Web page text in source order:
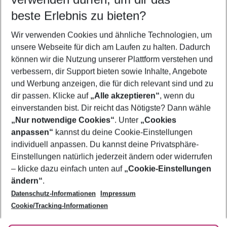
Pauschalreisen Faro
Flug & Hotel Faro
Last Minute Faro
Frübucher Angebote Faro für 2026
Urlaub Faro
Footer
Footer navigation
Über uns
AGB
Bestpreisgarantie
Cookie-Einstellungen ändern
Cookie-Richtlinie
Agenturbetreuung
Barrierefreies Reisen
Folge uns
beste Erlebnis zu bieten?
Wir verwenden Cookies und ähnliche Technologien, um
unsere Webseite für dich am Laufen zu halten. Dadurch
können wir die Nutzung unserer Plattform verstehen und
verbessern, dir Support bieten sowie Inhalte, Angebote
und Werbung anzeigen, die für dich relevant sind und zu
dir passen. Klicke auf „Alle akzeptieren“, wenn du
einverstanden bist. Dir reicht das Nötigste? Dann wähle
„Nur notwendige Cookies“. Unter „Cookies
anpassen“ kannst du deine Cookie-Einstellungen
individuell anpassen. Du kannst deine Privatsphäre-
Einstellungen natürlich jederzeit ändern oder widerrufen
– klicke dazu einfach unten auf „Cookie-Einstellungen
ändern“.
Datenschutz-Informationen
Impressum
Cookie/Tracking-Informationen